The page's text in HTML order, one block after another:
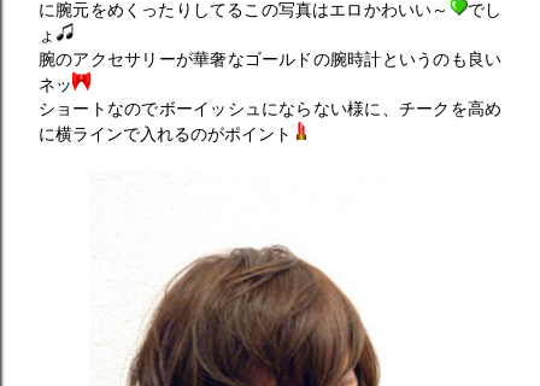
に腕元をめくったりしてるこの写真はエロかわいい～
でし
ょ
腕のアクセサリーが華奢なゴールドの腕時計というのも良い
ネッ
ショートなのでボーイッシュにならない様に、チークを高め
に横ラインで入れるのがポイント